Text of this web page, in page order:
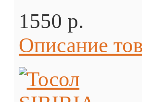
1550 p.
Описание